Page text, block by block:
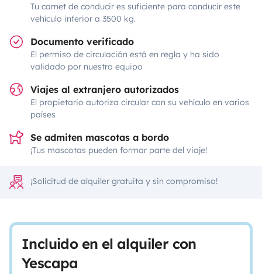
Tu carnet de conducir es suficiente para conducir este
vehículo inferior a 3500 kg.
Documento verificado
El permiso de circulación está en regla y ha sido
validado por nuestro equipo
Viajes al extranjero autorizados
El propietario autoriza circular con su vehículo en varios
países
Se admiten mascotas a bordo
¡Tus mascotas pueden formar parte del viaje!
¡Solicitud de alquiler gratuita y sin compromiso!
Incluido en el alquiler con
Yescapa